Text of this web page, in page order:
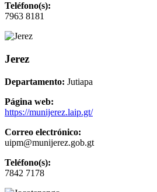
Teléfono(s):
7963 8181
Jerez
Departamento: Jutiapa
Página web:
https://munijerez.laip.gt/
Correo electrónico:
uipm@munijerez.gob.gt
Teléfono(s):
7842 7178